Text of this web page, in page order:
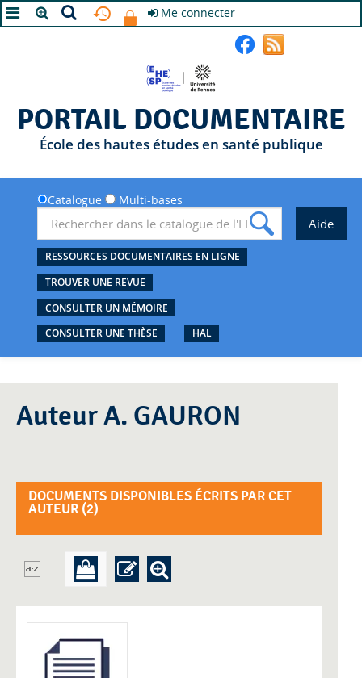
Me connecter
PORTAIL DOCUMENTAIRE
École des hautes études en santé publique
Catalogue Multi-bases
RESSOURCES DOCUMENTAIRES EN LIGNE
TROUVER UNE REVUE
CONSULTER UN MÉMOIRE
CONSULTER UNE THÈSE
HAL
Auteur A. GAURON
DOCUMENTS DISPONIBLES ÉCRITS PAR CET
AUTEUR (2)